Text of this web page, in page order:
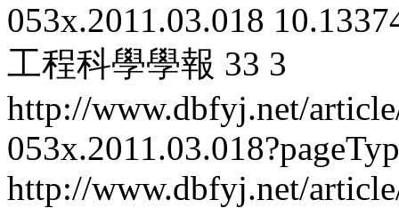
053x.2011.03.018
工程科學學報 33 3
http://www.dbfyj.net/
http://www.dbfyj.net/